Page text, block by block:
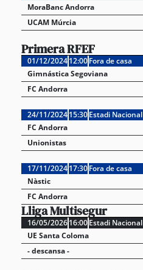
MoraBanc Andorra
UCAM Múrcia
Primera RFEF
01/12/202412:00Fora de casa
Gimnástica Segoviana
FC Andorra
24/11/202415:30Estadi Nacional
FC Andorra
Unionistas
17/11/202417:30Fora de casa
Nàstic
FC Andorra
Lliga Multisegur
16/05/202616:00Estadi Nacional
UE Santa Coloma
- descansa -